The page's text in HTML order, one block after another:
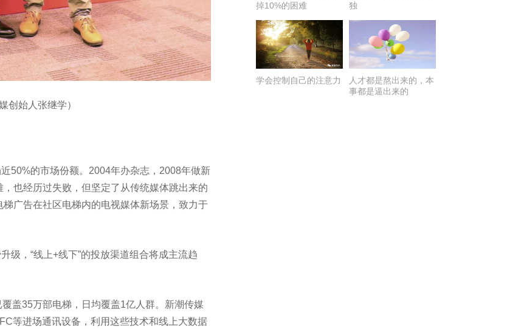
创始人张继学）
50%的市场份额。2004年办杂志，2008年做新
也经历过失败，但坚定了从传统媒体跳出来的
广告在社区电梯内的电视媒体新场景，致力于
级，“线上+线下”的投放渠道组合将成主流趋
盖35万部电梯，日均覆盖1亿人群。新潮传媒
等进场通讯设备，利用这些技术和线上大数据
掉10%的困难
独
学会控制自己的注意力
人才都是熬出来的，本
事都是逼出来的